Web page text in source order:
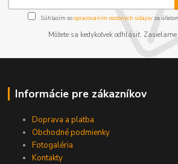
Súhlasím sospracovaním osobných údajov za
Môžete sa kedykoľvek odhlásiť.
Informácie pre zákazníkov
Doprava a platba
Obchodné podmienky
Fotogaléria
Kontakty